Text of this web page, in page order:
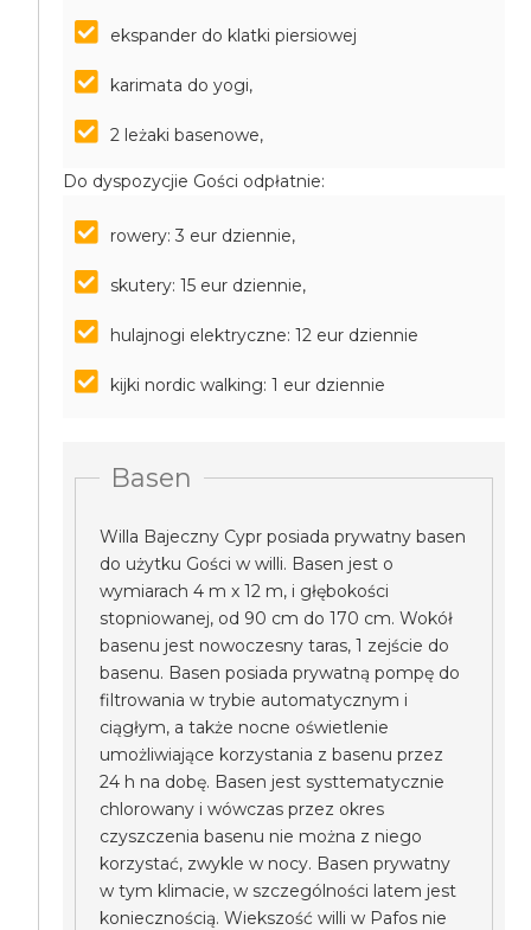
ekspander do klatki piersiowej
karimata do yogi,
2 leżaki basenowe,
Do dyspozycjie Gości odpłatnie:
rowery: 3 eur dziennie,
skutery: 15 eur dziennie,
hulajnogi elektryczne: 12 eur dziennie
kijki nordic walking: 1 eur dziennie
Basen
Willa Bajeczny Cypr posiada prywatny basen
do użytku Gości w willi. Basen jest o
wymiarach 4 m x 12 m, i głębokości
stopniowanej, od 90 cm do 170 cm. Wokół
basenu jest nowoczesny taras, 1 zejście do
basenu. Basen posiada prywatną pompę do
filtrowania w trybie automatycznym i
ciągłym, a także nocne oświetlenie
umożliwiające korzystania z basenu przez
24 h na dobę. Basen jest systtematycznie
chlorowany i wówczas przez okres
czyszczenia basenu nie można z niego
korzystać, zwykle w nocy. Basen prywatny
w tym klimacie, w szczególności latem jest
koniecznością. Wiekszość willi w Pafos nie